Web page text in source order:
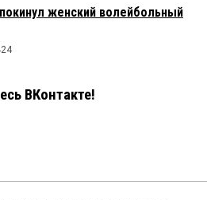
женский волейбольный
ВКонтакте!